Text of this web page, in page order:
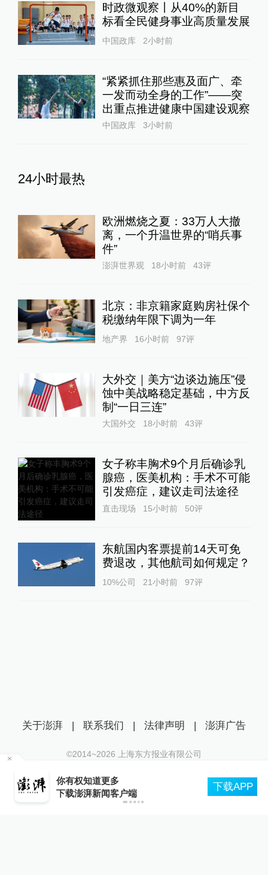
时政微观察丨从40%的新目
标看全民健身事业高质量发展
中国政库 2小时前
“紧紧抓住那些惠及面广、牵
一发而动全身的工作”——突
出重点推进健康中国建设观察
中国政库 3小时前
24小时最热
欧洲燃烧之夏：33万人大撤
离，一个升温世界的“哨兵事
件”
澎湃世界观 18小时前 43评
北京：非京籍家庭购房社保个
税缴纳年限下调为一年
地产界 16小时前 97评
大外交｜美方“边谈边施压”侵
蚀中美战略稳定基础，中方反
制“一日三连”
大国外交 18小时前 43评
女子称丰胸术9个月后确诊乳
腺癌，医美机构：手术不可能
引发癌症，建议走司法途径
直击现场 15小时前 50评
东航国内客票提前14天可免
费退改，其他航司如何规定？
10%公司 21小时前 97评
你有权知道更多
下载澎湃新闻客户端
下载APP
关于澎湃 | 联系我们 | 法律声明 | 澎湃广告
©2014~2026 上海东方报业有限公司
互联网新闻信息服务许可证：31120170006
沪公网安备 31010602000299号